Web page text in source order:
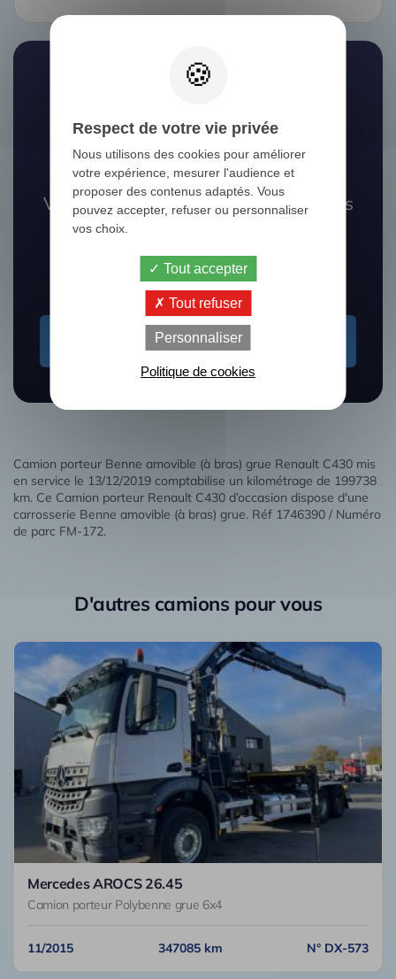
Vous ne trouvez pas le camion que vous
Nos experts vous aident à le dénicher
Je recherche un camion
Camion porteur Benne amovible (à bras) grue Renault C430 mis
en service le 13/12/2019 comptabilise un kilométrage de 199738
km. Ce Camion porteur Renault C430 d’occasion dispose d'une
carrosserie Benne amovible (à bras) grue. Réf 1746390 / Numéro
de parc FM-172.
D'autres camions pour vous
Mercedes AROCS 26.45
Camion porteur Polybenne grue 6x4
11/2015 347085 km N° DX-573
Respect de votre vie privée
Nous utilisons des cookies pour améliorer
votre expérience, mesurer l'audience et
proposer des contenus adaptés. Vous
pouvez accepter, refuser ou personnaliser
vos choix.
Tout accepter
Tout refuser
Personnaliser
Politique de cookies